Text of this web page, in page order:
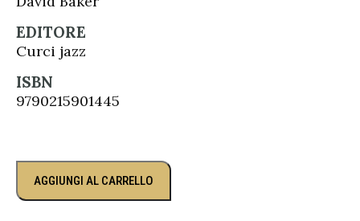
EDITORE
Curci jazz
ISBN
9790215901445
AGGIUNGI AL CARRELLO